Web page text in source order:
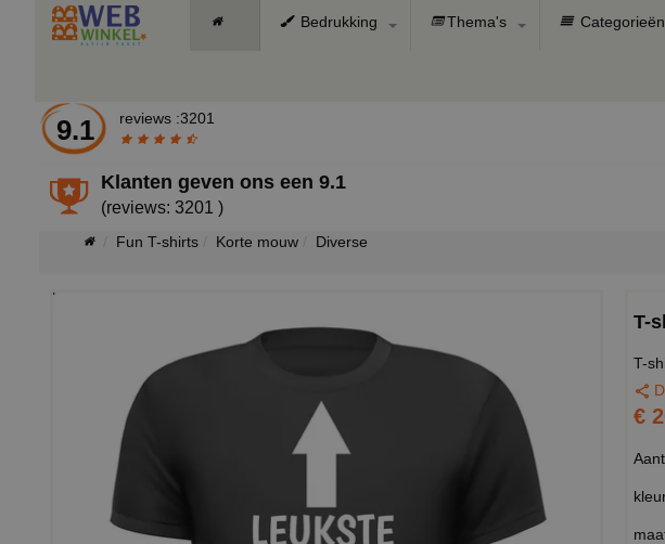
Bedrukking Thema's Categorieën
9.1 reviews :3201
Klanten geven ons een9.1
(reviews: 3201 )
Fun T-shirts Korte mouw Diverse
T-
T-
€